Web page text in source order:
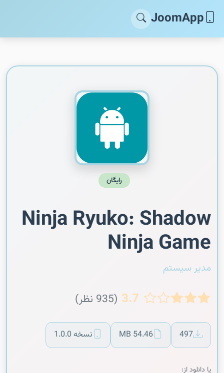
JoomApp
رایگان
Ninja Ryuko: Shadow
Ninja Game
مدیر سیستم
3.7 (935 نظر)
497
54.46 MB نسخه 1.0.0
یا دانلود از: